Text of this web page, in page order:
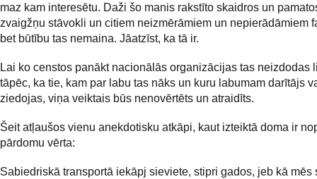
maz kam interesētu. Daži šo manis rakstīto skaidros un
zvaigžņu stāvokli un citiem neizmērāmiem un nepierādāmiem
bet būtību tas nemaina. Jāatzīst, ka tā ir.
Lai ko censtos panākt nacionālās organizācijas tas neizdodas
tāpēc, ka tie, kam par labu tas nāks un kuru labumam darītājs
ziedojas, viņa veiktais būs nenovērtēts un atraidīts.
Šeit atļaušos vienu anekdotisku atkāpi, kaut izteiktā doma ir
pārdomu vērta:
Sabiedriskā transportā iekāpj sieviete, stipri gados, jeb kā mēs